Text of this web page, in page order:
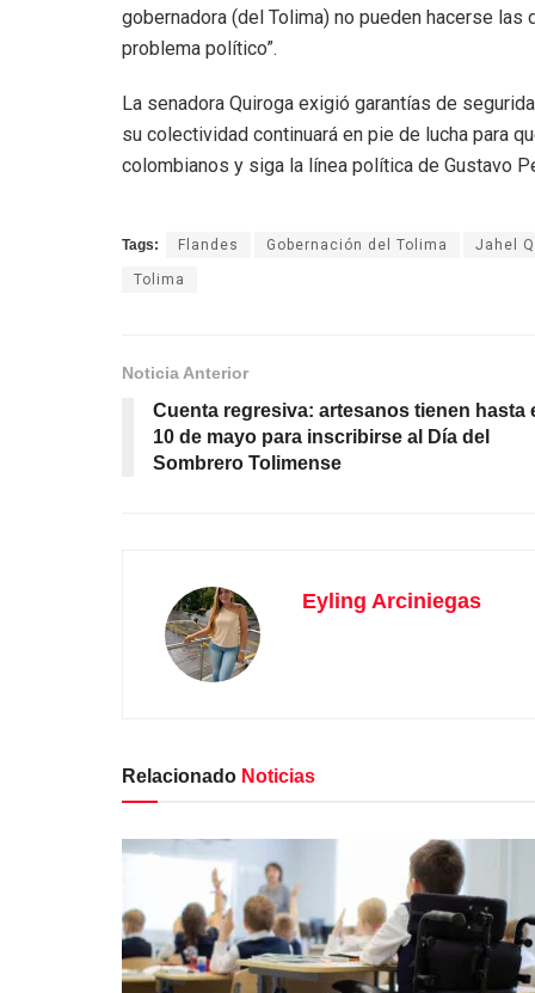
gobernadora (del Tolima) no pueden hacerse
problema político”.
La senadora Quiroga exigió garantías de
su colectividad continuará en pie de lucha para
colombianos y siga la línea política de Gustavo
Tags: Flandes Gobernación del Tolima Jahel
Tolima
Noticia Anterior
Cuenta regresiva: artesanos tienen hasta
10 de mayo para inscribirse al Día del
Sombrero Tolimense
Eyling Arciniegas
Relacionado Noticias